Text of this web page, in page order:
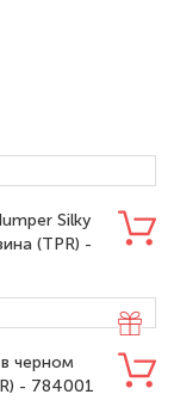
Silky
(TPR) -
черном
- 784001